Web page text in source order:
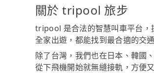
關於 tripool 旅步
tripool 是合法的智慧叫車平台，
全家出遊，都能找到最合適的交
除了台灣，我們也在日本、韓國
從下飛機開始就無縫接軌，方便